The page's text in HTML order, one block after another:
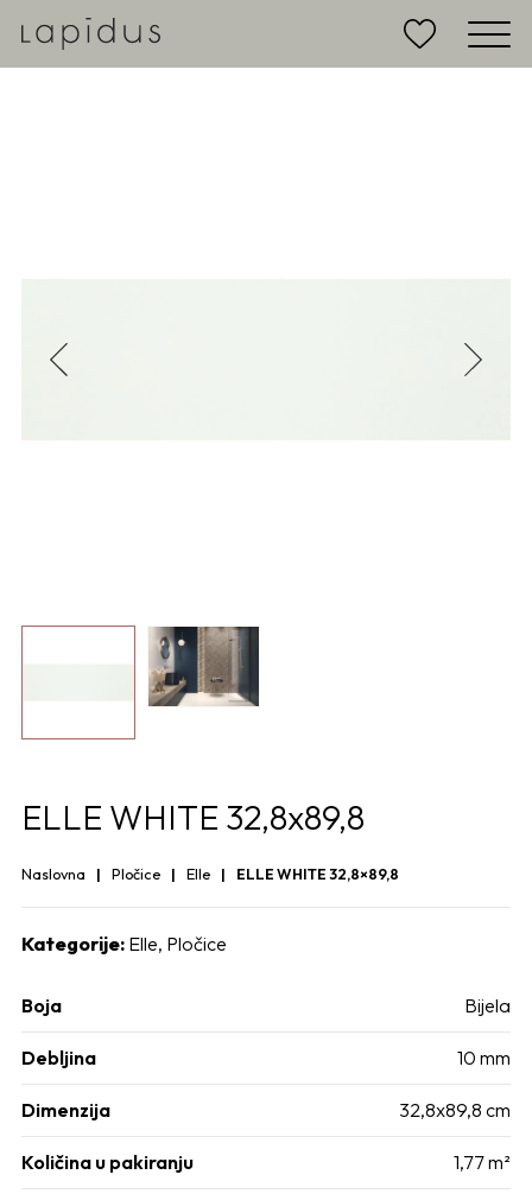
ELLE WHITE 32,8x89,8
Naslovna Pločice Elle ELLE WHITE 32,8×89,8
Kategorije: Elle, Pločice
Boja Bijela
Debljina 10 mm
Dimenzija 32,8x89,8 cm
Količina u pakiranju 1,77 m²